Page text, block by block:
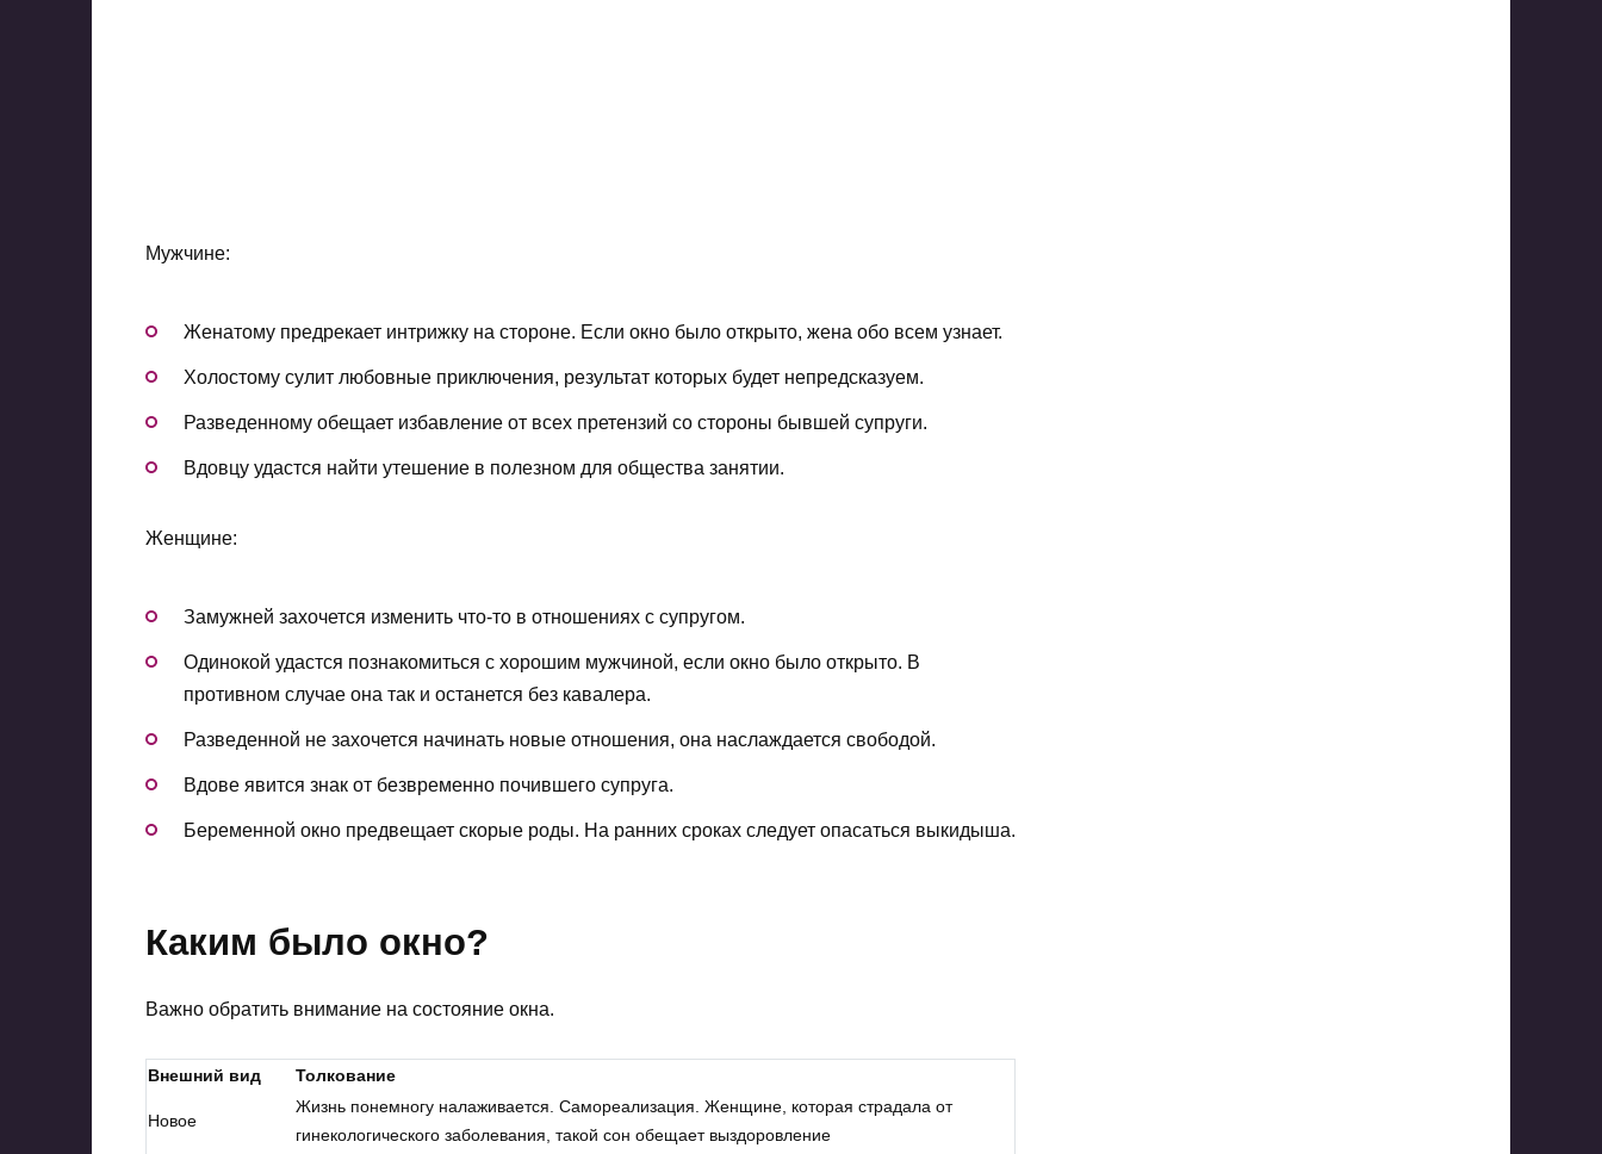
Мужчине:
Женатому предрекает интрижку на стороне. Если окно было открыто, жена обо всем узнает.
Холостому сулит любовные приключения, результат которых будет непредсказуем.
Разведенному обещает избавление от всех претензий со стороны бывшей супруги.
Вдовцу удастся найти утешение в полезном для общества занятии.
Женщине:
Замужней захочется изменить что-то в отношениях с супругом.
Одинокой удастся познакомиться с хорошим мужчиной, если окно было открыто. В
противном случае она так и останется без кавалера.
Разведенной не захочется начинать новые отношения, она наслаждается свободой.
Вдове явится знак от безвременно почившего супруга.
Беременной окно предвещает скорые роды. На ранних сроках следует опасаться выкидыша.
Каким было окно?
Важно обратить внимание на состояние окна.
Внешний вид Толкование
Новое
Жизнь понемногу налаживается. Самореализация. Женщине, которая страдала от
гинекологического заболевания, такой сон обещает выздоровление